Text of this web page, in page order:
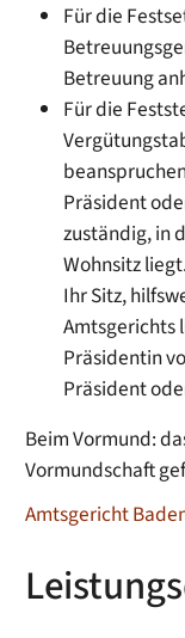
Für die
Betreuung
Für die
Präsident
zuständig, in
Wohnsitz
Ihr Sitz,
Amtsgerichts
Präsidentin
Präsident
Beim Vormund:
Vormundschaft
Amtsgericht